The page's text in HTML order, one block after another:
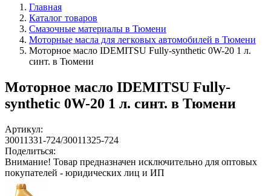
Главная
Каталог товаров
Смазочные материалы в Тюмени
Моторные масла для легковых автомобилей в Тюмени
Моторное масло IDEMITSU Fully-synthetic 0W-20 1 л.
синт. в Тюмени
Моторное масло IDEMITSU Fully-
synthetic 0W-20 1 л. синт. в Тюмени
Артикул:
30011331-724/30011325-724
Поделиться:
Внимание! Товар предназначен исключительно для оптовых
покупателей - юридических лиц и ИП